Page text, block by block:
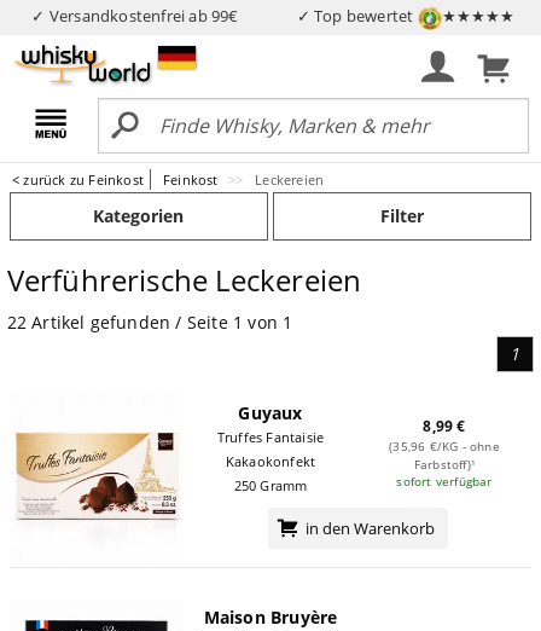
✓ Versandkostenfrei ab 99€ ✓ Top bewertet ★★★★★
< zurück zu Feinkost Feinkost Leckereien
Kategorien Filter
Verführerische Leckereien
22 Artikel gefunden / Seite 1 von 1
1
Guyaux
Truffes Fantaisie
Kakaokonfekt
250 Gramm
8,99 €
(35,96 €/KG - ohne
Farbstoff)¹
sofort verfügbar
in den Warenkorb
Maison Bruyère